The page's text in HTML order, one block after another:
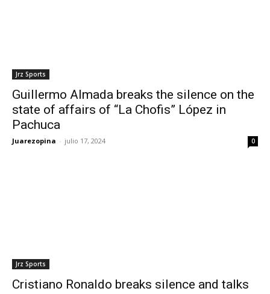
Jrz Sports
Guillermo Almada breaks the silence on the
state of affairs of “La Chofis” López in
Pachuca
Juarezopina - julio 17, 2024 0
Jrz Sports
Cristiano Ronaldo breaks silence and talks